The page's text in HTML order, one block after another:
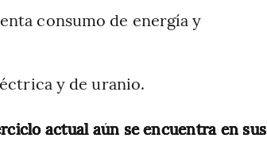
consumo de energía y
y de uranio.
actual aún se encuentra en sus